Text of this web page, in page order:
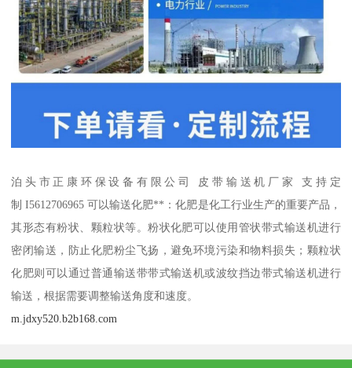
泊头市正康环保设备有限公司 皮带输送机厂家 支持定
制 I5612706965 可以输送化肥**：化肥是化工行业生产的重要产品，
其形态有粉状、颗粒状等。粉状化肥可以使用管状带式输送机进行
密闭输送，防止化肥粉尘飞扬，避免环境污染和物料损失；颗粒状
化肥则可以通过普通输送带带式输送机或波纹挡边带式输送机进行
输送，根据需要调整输送角度和速度。
m.jdxy520.b2b168.com